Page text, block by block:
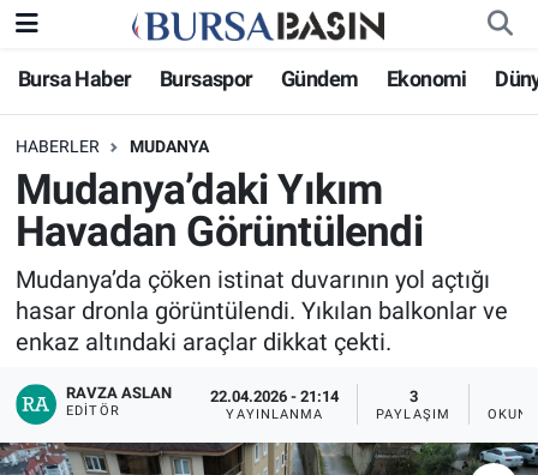
Bursa Haber Bursaspor Gündem Ekonomi
HABERLER MUDANYA
Mudanya’daki Yıkım
Havadan Görüntülendi
Mudanya’da çöken istinat duvarının yol açtığı
hasar dronla görüntülendi. Yıkılan balkonlar ve
enkaz altındaki araçlar dikkat çekti.
RAVZA ASLAN
EDITÖR
22.04.2026 - 21:14
YAYINLANMA
3
PAYLAŞIM
Bursa Haber
Genel
Politika
Bilim, Teknoloji
KÜLTÜR-SANAT
Yerel
Bursaspor
Bursa Nöbetçi Eczaneler
Bursa Hava Durumu
Bursa Namaz Vakitleri
Bursa Trafik Yoğunluk Haritası
Süper Lig Puan Durumu ve Fikstür
Tüm Manşetler
Son Dakika Haberleri